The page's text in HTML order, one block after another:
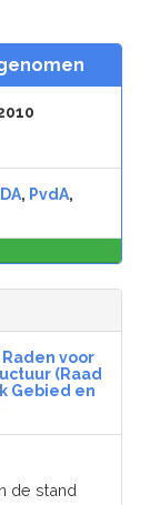
, PvdA,
voor
(Raad
Gebied en
de stand